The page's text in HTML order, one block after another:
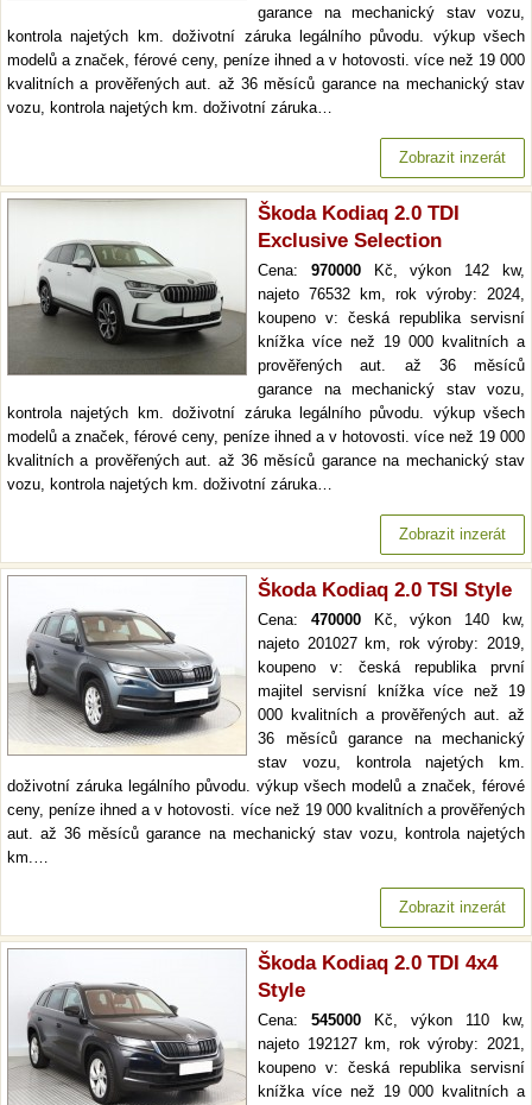
garance na mechanický stav vozu,
kontrola najetých km. doživotní záruka legálního původu. výkup všech
modelů a značek, férové ceny, peníze ihned a v hotovosti. více než 19 000
kvalitních a prověřených aut. až 36 měsíců garance na mechanický stav
vozu, kontrola najetých km. doživotní záruka…
Zobrazit inzerát
Škoda Kodiaq 2.0 TDI
Exclusive Selection
Cena: 970000Kč, výkon 142 kw,
najeto 76532 km, rok výroby: 2024,
koupeno v: česká republika servisní
knížka více než 19 000 kvalitních a
prověřených aut. až 36 měsíců
garance na mechanický stav vozu,
kontrola najetých km. doživotní záruka legálního původu. výkup všech
modelů a značek, férové ceny, peníze ihned a v hotovosti. více než 19 000
kvalitních a prověřených aut. až 36 měsíců garance na mechanický stav
vozu, kontrola najetých km. doživotní záruka…
Zobrazit inzerát
Škoda Kodiaq 2.0 TSI Style
Cena: 470000Kč, výkon 140 kw,
najeto 201027 km, rok výroby: 2019,
koupeno v: česká republika první
majitel servisní knížka více než 19
000 kvalitních a prověřených aut. až
36 měsíců garance na mechanický
stav vozu, kontrola najetých km.
doživotní záruka legálního původu. výkup všech modelů a značek, férové
ceny, peníze ihned a v hotovosti. více než 19 000 kvalitních a prověřených
aut. až 36 měsíců garance na mechanický stav vozu, kontrola najetých
km.…
Zobrazit inzerát
Škoda Kodiaq 2.0 TDI 4x4
Style
Cena: 545000 Kč, výkon 110 kw,
najeto 192127 km, rok výroby: 2021,
koupeno v: česká republika servisní
knížka více než 19 000 kvalitních a